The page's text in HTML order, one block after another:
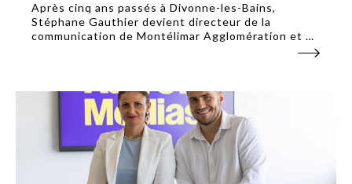
Après cinq ans passés à Divonne-les-Bains,
Stéphane Gauthier devient directeur de la
communication de Montélimar Agglomération et de